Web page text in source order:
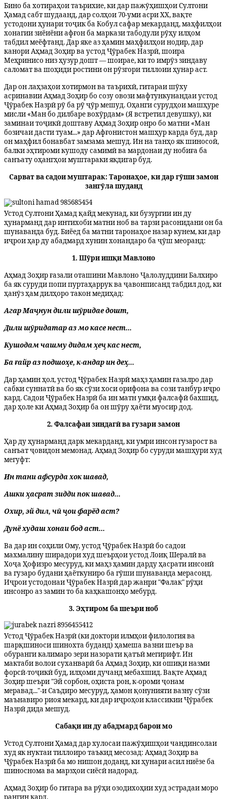
Бино ба хотираҳои таърихие, ки дар пажӯҳишҳои Султони
Ҳамад сабт шудаанд, дар солҳои 70-уми асри ХХ, вақте
устодони ҳунари тоҷик ба Кобул сафар мекарданд, маҳфилҳои
хонагии зиёиёни афғон ба маркази табодули рӯҳу илҳом
табдил меёфтанд. Дар яке аз ҳамин маҳфилҳои нодир, дар
канори Аҳмад Зоҳир ва устод Ҷӯрабек Назрӣ, шоира
Меҳринисо низ ҳузур дошт — шоирае, ки то имрӯз зиндаву
саломат ва шоҳиди ростини он рӯзгори тиллоии ҳунар аст.
​Дар он лаҳзаҳои хотирмон ва таърихӣ, гитараи шӯху
асринавии Аҳмад Зоҳир бо созу овози мафтункунандаиустод
Ҷӯрабек Назрӣ рӯ ба рӯ ҷӯр мешуд. Оҳанги сурудҳои машҳуре
мисли «Ман бо дилбаре вохӯрдам» (Я встретил девушку), ки
заминаи тоҷикӣ доштаву Аҳмад Зоҳир онро бо матни «Ман
бозичаи дасти туам...» дар Афғонистон машҳур карда буд, дар
он маҳфил бонавбат замзама мешуд. Ин на танҳо як шиносоӣ,
балки эҳтироми кушоду самимӣ ва мардонаи ду нобиға ба
санъату оҳангҳои муштараки якдигар буд.
​Сарват ва садои муштарак: Таронаҳое, ки дар гӯши замон
зангӯла шуданд
Устод Султони Ҳамад қайд мекунад, ки бузургии ин ду
ҳунарманд дар интихоби матни ноб ва тарзи расонидани он ба
шунаванда буд. Биёед ба матни таронаҳое назар кунем, ки дар
иҷрои ҳар ду абадмард хунинхонандаро ба ҷӯш меоранд:
​1. Шӯри ишқи Мавлоно
​Аҳмад Зоҳир ғазали оташини Мавлоно Ҷалолуддини Балхиро
ба як суруди попи пуртаҳаррук ва ҷавонписанд табдил дод, ки
ҳанӯз ҳам дилҳоро такон медиҳад:
Агар Маҷнун дили шӯридае дошт,
Дили шӯридатар аз мо касе нест...
Кушодам чашму дидам ҳеҷ кас нест,
Ба ғайр аз подшоҳе, к-андар ин деҳ...
​Дар ҳамин ҳол,устод Ҷӯрабек Назрӣ маҳз ҳамин ғазалро дар
сабки суннатӣ ва бо як сӯзи хоси орифона ва сози танбур иҷро
кард. Садои Ҷӯрабек Назрӣ ба ин матн умқи фалсафӣ бахшид,
дар ҳоле ки Аҳмад Зоҳир ба он шӯру ҳаёти муосир дод.
​2. Фалсафаи зиндагӣ ва гузари замон
​Ҳар ду ҳунарманд дарк мекарданд, ки умри инсон гузарост ва
санъат ҷовидон мемонад. Аҳмад Зоҳир бо суруди машҳури худ
мегуфт:
Ин тани афсурда хок шавад,
Ашки ҳасрат зидди пок шавад...
Охир, эй дил, чӣ ҷои фарёд аст?
Дунё худаш хонаи бод аст...
​Ва дар ин соҳили Ому,устод Ҷӯрабек Назрӣ бо садои
махмалину ширадори худ шеърҳои устод Лоиқ Шералӣ ва
Хоҷа Ҳофизро месуруд, ки маҳз ҳамин дарду ҳасрати инсонӣ
ва гузаро будани ҳаёткуниро ба гӯши шунаванда мерасонд.
Иҷрои устодонаи Ҷӯрабек Назрӣ дар жанри "Фалак" рӯҳи
инсонро аз замин то ба каҳкашонҳо мебурд.
​3. Эҳтиром ба шеъри ноб
Устод Ҷӯрабек Назрӣ (ки доктори илмҳои филология ва
шарқшиноси шинохта буданд) ҳамеша вазни шеър ва
обуранги калимаро зери назорати қатъӣ мегирифт. Ин
мактаби волои суханварӣ ба Аҳмад Зоҳир, ки ошиқи назми
форсӣ-тоҷикӣ буд, илҳоми дучанд мебахшид. Вақте Аҳмад
Зоҳир шеъри "Эй сорбон,оҳиста рон, к-ороми ҷонам
меравад..."-и Саъдиро месуруд, ҳамон қонунияти вазну сӯзи
маънавиро риоя мекард, ки дар иҷроҳои классикии Ҷӯрабек
Назрӣ дида мешуд.
​Сабақи ин ду абадмард барои мо
​Устод Султони Ҳамад дар хулосаи пажӯҳишҳои чандинсолаи
худ як нуктаи тиллоиро таъкид месозад: Аҳмад Зоҳир ва
Ҷӯрабек Назрӣ ба мо нишон доданд, ки ҳунари асил ниёзе ба
шиноснома ва марзҳои сиёсӣ надорад.
​Аҳмад Зоҳир бо гитара ва рӯҳи озодихоҳии худ эстрадаи моро
рангин кард.